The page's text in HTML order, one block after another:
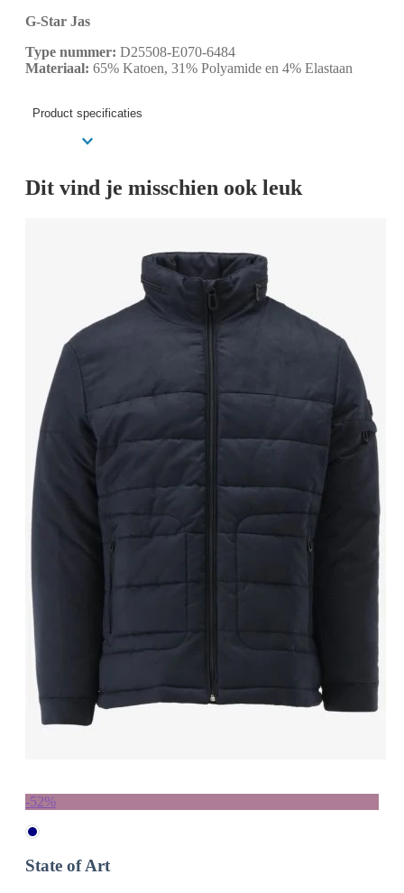
G-Star Jas
Type nummer: D25508-E070-6484
Materiaal: 65% Katoen, 31% Polyamide en 4% Elastaan
Product specificaties
Dit vind je misschien ook leuk
-52%
State of Art